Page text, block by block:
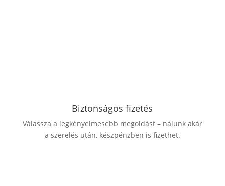
Biztonságos fizetés
Válassza a legkényelmesebb megoldást – nálunk akár
a szerelés után, készpénzben is fizethet.